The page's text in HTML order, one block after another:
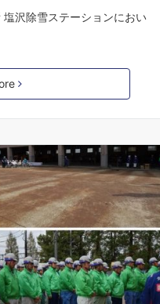
沢除雪ステーションにおい